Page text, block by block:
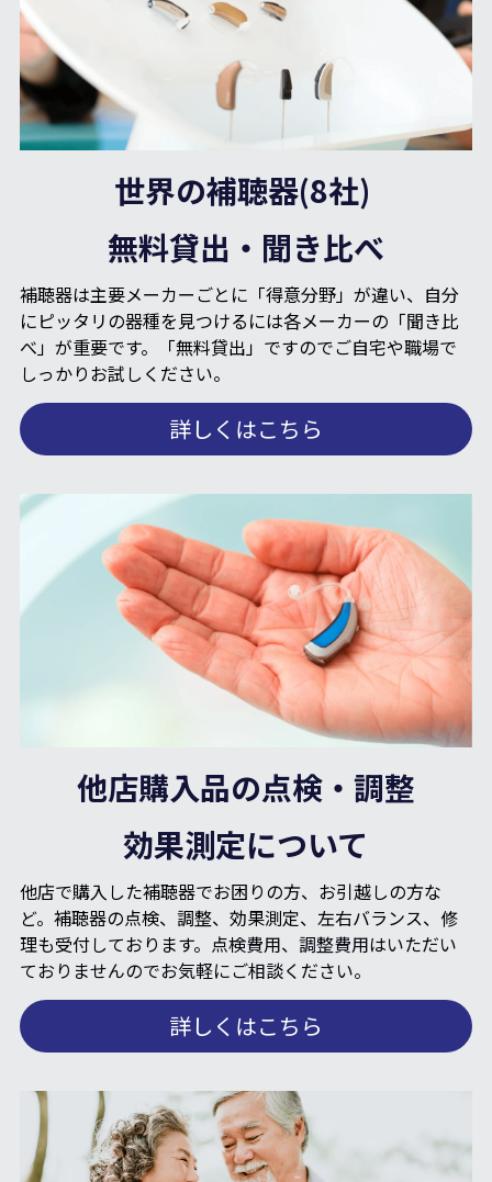
世界の補聴器(8社)
無料貸出・聞き比べ
補聴器は主要メーカーごとに「得意分野」が違い、自分
にピッタリの器種を見つけるには各メーカーの「聞き比
べ」が重要です。「無料貸出」ですのでご自宅や職場で
しっかりお試しください。
詳しくはこちら
他店購入品の点検・調整
効果測定について
他店で購入した補聴器でお困りの方、お引越しの方な
ど。補聴器の点検、調整、効果測定、左右バランス、修
理も受付しております。 点検費用、調整費用はいただい
ておりませんのでお気軽にご相談ください。
詳しくはこちら